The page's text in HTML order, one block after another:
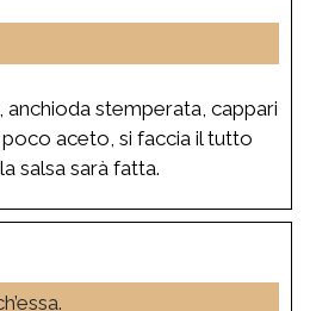
anchioda stemperata, cappari
aceto, si faccia il tutto
salsa sarà fatta.